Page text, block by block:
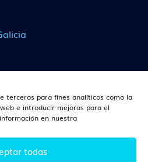
terceros para fines analíticos como la
e introducir mejoras para el
en nuestra
todas
3, 24003, León (León).